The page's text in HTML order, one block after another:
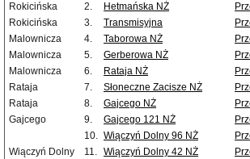
Rokicińska
2. Hetmańska NŻ
Rokicińska
3. Transmisyjna
Malownicza
4. Taborowa NŻ
Malownicza
5. Gerberowa NŻ
Malownicza
6. Rataja NŻ
Rataja
7. Słoneczne Zacisze NŻ
Rataja
8. Gajcego NŻ
Gajcego
9. Gajcego 121 NŻ
10. Wiączyń Dolny 96 NŻ
Wiączyń Dolny
11. Wiączyń Dolny 42 NŻ